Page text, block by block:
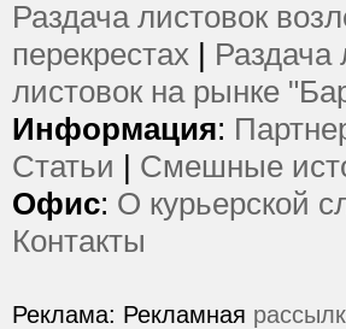
Раздача листовок
перекрестах | Раздача
листовок на рынке
Информация:
Статьи | Смешные
Офис: О курьерской
Контакты
Реклама: Рекламная